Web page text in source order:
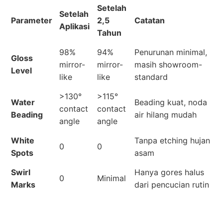
Parameter
Setelah
Aplikasi
Setelah
2,5
Tahun
Catatan
Gloss
Level
98%
mirror-
like
94%
mirror-
like
Penurunan minimal,
masih showroom-
standard
Water
Beading
>130°
contact
angle
>115°
contact
angle
Beading kuat, noda
air hilang mudah
White
Spots
0 0
Tanpa etching hujan
asam
Swirl
Marks
0 Minimal
Hanya gores halus
dari pencucian rutin